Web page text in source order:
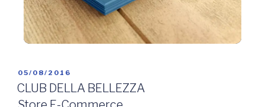
05/08/2016
CLUB DELLA BELLEZZA